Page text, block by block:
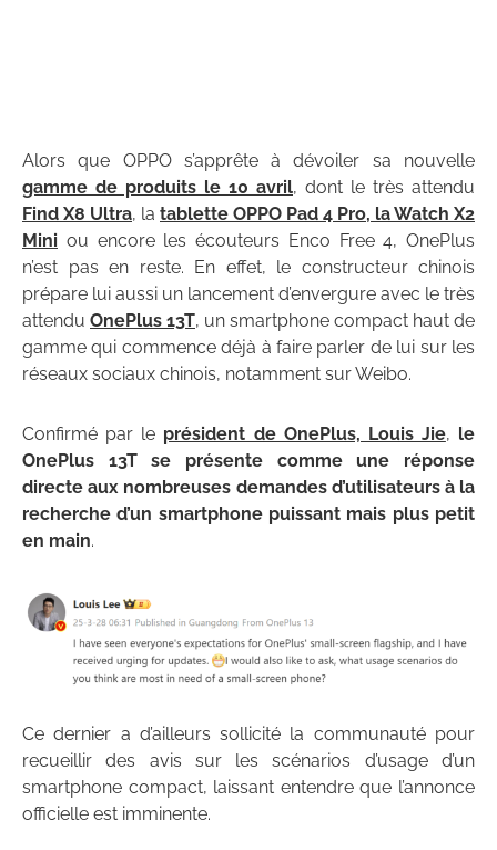
Alors que OPPO s’apprête à dévoiler sa nouvelle
gamme de produits le 10 avril, dont le très attendu
Find X8 Ultra, la tablette OPPO Pad 4 Pro, la Watch X2
Mini ou encore les écouteurs Enco Free 4, OnePlus
n’est pas en reste. En effet, le constructeur chinois
prépare lui aussi un lancement d’envergure avec le très
attendu OnePlus 13T, un smartphone compact haut de
gamme qui commence déjà à faire parler de lui sur les
réseaux sociaux chinois, notamment sur Weibo.
Confirmé par le président de OnePlus, Louis Jie, le
OnePlus 13T se présente comme une réponse
directe aux nombreuses demandes d’utilisateurs à la
recherche d’un smartphone puissant mais plus petit
en main.
Ce dernier a d’ailleurs sollicité la communauté pour
recueillir des avis sur les scénarios d’usage d’un
smartphone compact, laissant entendre que l’annonce
officielle est imminente.